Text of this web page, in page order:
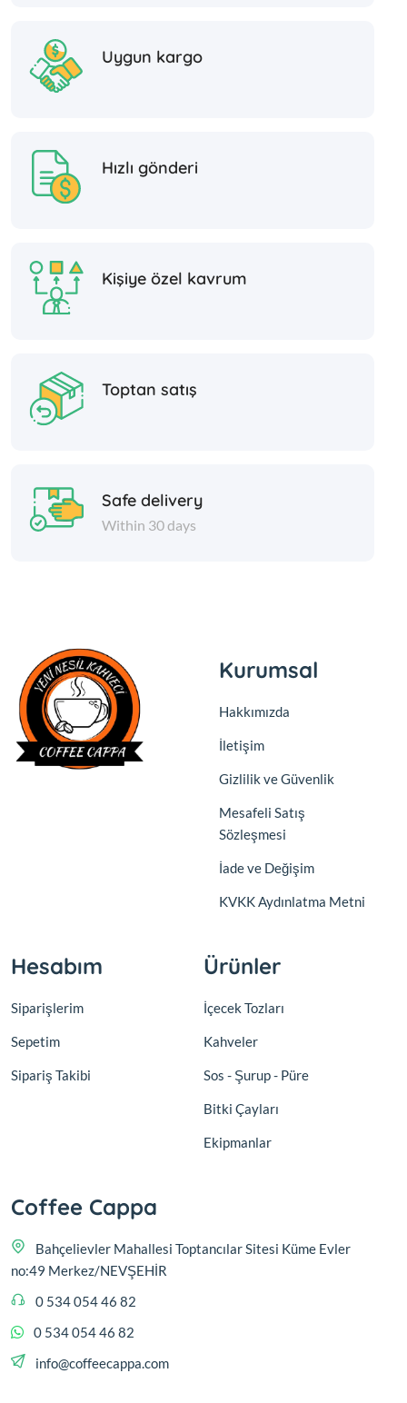
Uygun kargo
Hızlı gönderi
Kişiye özel kavrum
Toptan satış
Safe delivery
Within 30 days
Kurumsal
Hakkımızda
İletişim
Gizlilik ve Güvenlik
Mesafeli Satış
Sözleşmesi
İade ve Değişim
KVKK Aydınlatma Metni
Hesabım
Siparişlerim
Sepetim
Sipariş Takibi
Ürünler
İçecek Tozları
Kahveler
Sos - Şurup - Püre
Bitki Çayları
Ekipmanlar
Coffee Cappa
Bahçelievler Mahallesi Toptancılar Sitesi Küme Evler
no:49 Merkez/NEVŞEHİR
0 534 054 46 82
0 534 054 46 82
info@coffeecappa.com